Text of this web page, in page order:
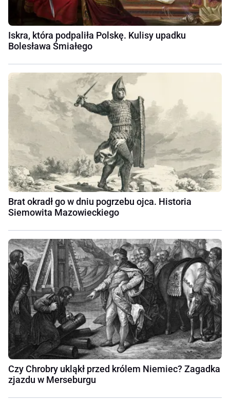
Iskra, która podpaliła Polskę. Kulisy upadku
Bolesława Śmiałego
Brat okradł go w dniu pogrzebu ojca. Historia
Siemowita Mazowieckiego
Czy Chrobry ukląkł przed królem Niemiec? Zagadka
zjazdu w Merseburgu